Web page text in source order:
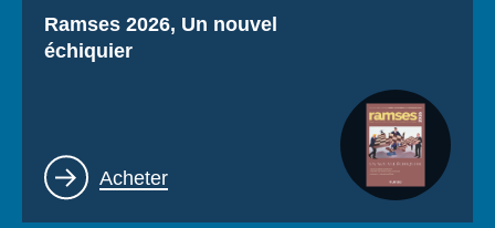
Titre
Ramses 2026, Un nouvel
échiquier
Lien
Acheter